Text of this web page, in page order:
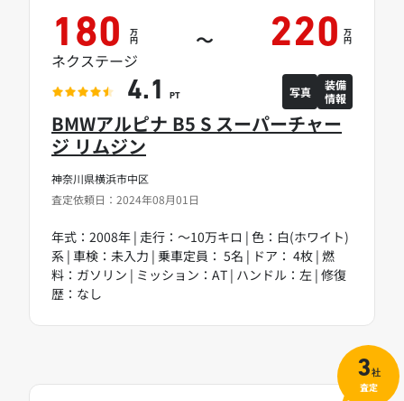
神奈川県横浜市中区
査定依頼日：2024年08月01日
BMWアルピナ B5 S スーパーチャー
ジ リムジン
年式：2008年 | 走行：～10万キロ | 色：白(ホワイト)
系 | 車検：未入力 | 乗車定員： 5名 | ドア： 4枚 | 燃
料：ガソリン | ミッション：AT | ハンドル：左 | 修復
歴：なし
180 万
円 ～ 220 万
円
ネクステージ
4.1 PT 写真
装備
情報
3社
査定